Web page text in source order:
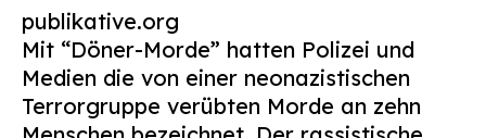
Über Uns
Infos & Broschüren
publikative.org
Mit “Döner-Morde” hatten Polizei und
Medien die von einer neonazistischen
Terrorgruppe verübten Morde an zehn